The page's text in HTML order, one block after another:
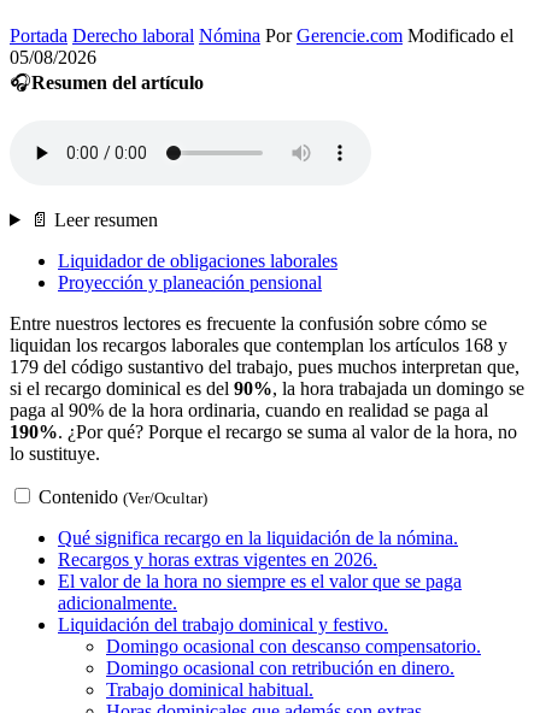
Portada Derecho laboral Nómina PorGerencie.com Modificado el
05/08/2026
🎧Resumen del artículo
📄 Leer resumen
Liquidador de obligaciones laborales
Proyección y planeación pensional
Entre nuestros lectores es frecuente la confusión sobre cómo se
liquidan los recargos laborales que contemplan los artículos 168 y
179 del código sustantivo del trabajo, pues muchos interpretan que,
si el recargo dominical es del 90%, la hora trabajada un domingo se
paga al 90% de la hora ordinaria, cuando en realidad se paga al
190%. ¿Por qué? Porque el recargo se suma al valor de la hora, no
lo sustituye.
Contenido (Ver/Ocultar)
Qué significa recargo en la liquidación de la nómina.
Recargos y horas extras vigentes en 2026.
El valor de la hora no siempre es el valor que se paga
adicionalmente.
Liquidación del trabajo dominical y festivo.
Domingo ocasional con descanso compensatorio.
Domingo ocasional con retribución en dinero.
Trabajo dominical habitual.